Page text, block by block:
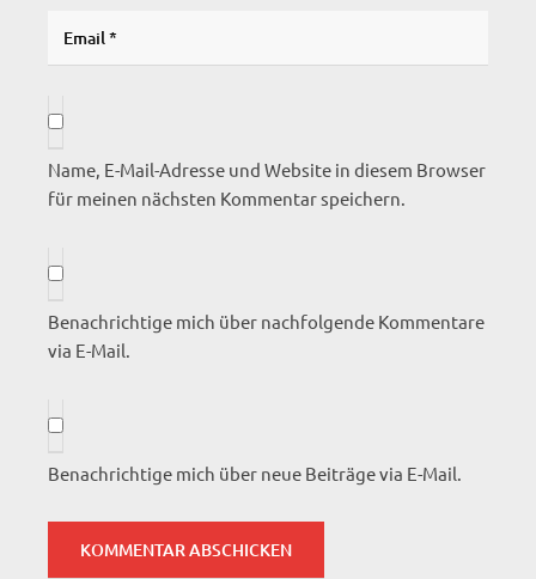
Name, E-Mail-Adresse und Website in diesem Browser
für meinen nächsten Kommentar speichern.
Benachrichtige mich über nachfolgende Kommentare
via E-Mail.
Benachrichtige mich über neue Beiträge via E-Mail.